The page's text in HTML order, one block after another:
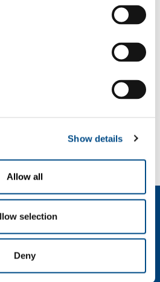
Show details
Allow all
selection
Deny
circuits imprimés